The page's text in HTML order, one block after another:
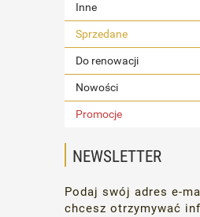
Inne
Sprzedane
Do renowacji
Nowości
Promocje
NEWSLETTER
Podaj swój adres e-
chcesz otrzymywać